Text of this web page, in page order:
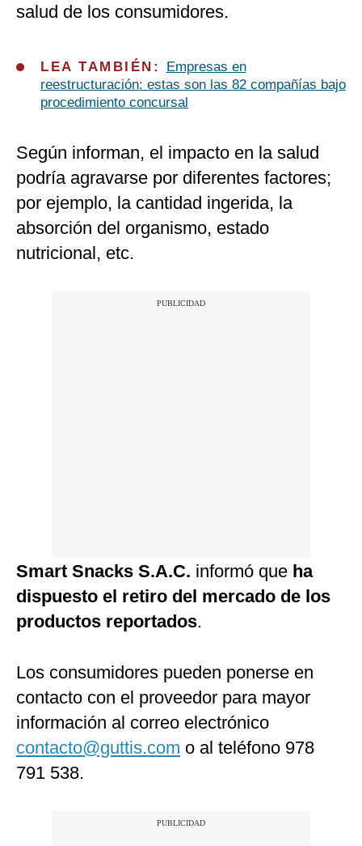
salud de los consumidores.
LEA TAMBIÉN:
Empresas en
reestructuración: estas son las 82 compañías bajo
procedimiento concursal
Según informan, el impacto en la salud
podría agravarse por diferentes factores;
por ejemplo, la cantidad ingerida, la
absorción del organismo, estado
nutricional, etc.
Smart Snacks S.A.C. informó que ha
dispuesto el retiro del mercado de los
productos reportados.
Los consumidores pueden ponerse en
contacto con el proveedor para mayor
información al correo electrónico
contacto@guttis.com o al teléfono 978
791 538.